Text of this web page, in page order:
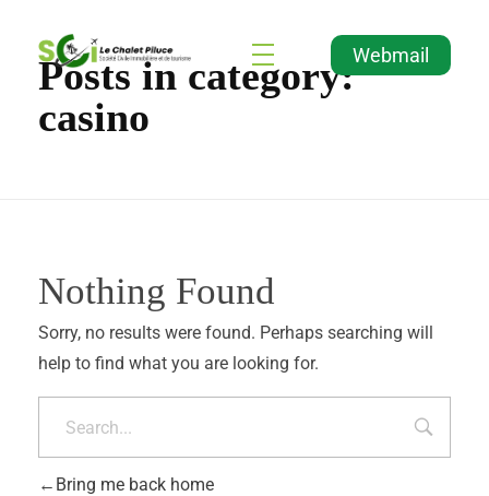
Agence Immobilière et de Tourisme
Immobilier, Tourisme, Vente & Achat
Webmail
Posts in category:
casino
Nothing Found
Sorry, no results were found. Perhaps searching will
help to find what you are looking for.
Bring me back home